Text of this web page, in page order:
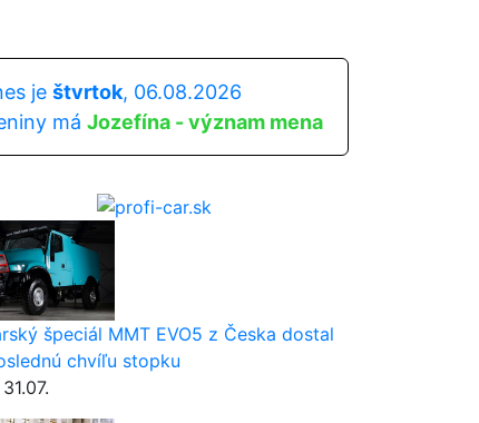
je štvrtok, 06.08.2026
má Jozefína - význam mena
špeciál MMT EVO5 z Česka dostal
chvíľu stopku
31.07.